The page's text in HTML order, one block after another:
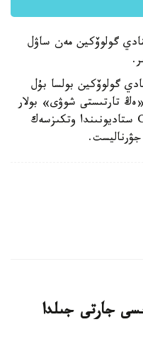
گولوۆكين مەن ساۋل
گولوۆكين بولسا بۇل
تارتىستى شوۋى» بولار
ەدى. وسى جەكپە-جەكتى Cowboys ستاديونىندا وتكىزسەك
جارتى جىلدا